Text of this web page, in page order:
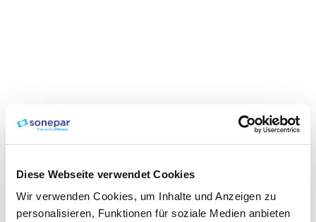
Diese Webseite verwendet Cookies
Wir verwenden Cookies, um Inhalte und Anzeigen zu
personalisieren, Funktionen für soziale Medien anbieten